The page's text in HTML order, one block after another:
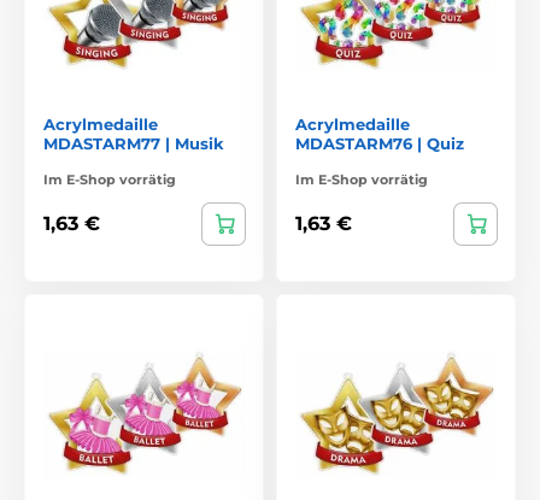
Acrylmedaille
MDASTARM77 | Musik
Im E-Shop vorrätig
1,63 €
Acrylmedaille
MDASTARM76 | Quiz
Im E-Shop vorrätig
1,63 €